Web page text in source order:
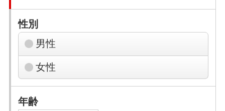
性別
男性
女性
年齢